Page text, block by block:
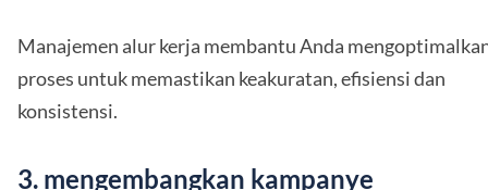
Manajemen alur kerja membantu Anda
proses untuk memastikan keakuratan, efisiensi dan
konsistensi.
3. mengembangkan kampanye